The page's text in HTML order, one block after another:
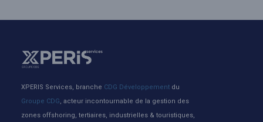
XPERIS Services, branche CDG Développement du
Groupe CDG, acteur incontournable de la gestion des
zones offshoring, tertiaires, industrielles & touristiques,